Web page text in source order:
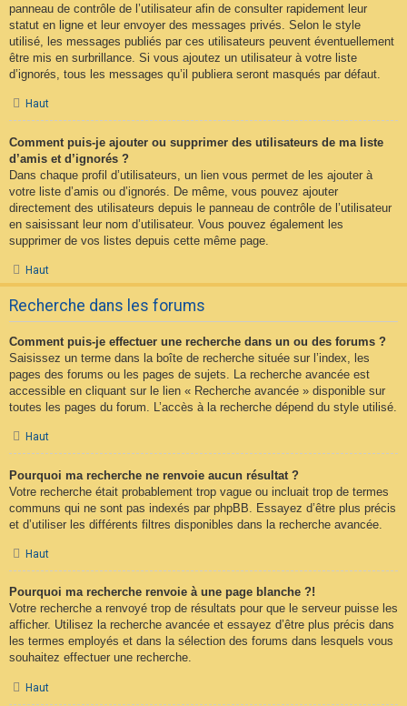
panneau de contrôle de l’utilisateur afin de consulter rapidement leur
statut en ligne et leur envoyer des messages privés. Selon le style
utilisé, les messages publiés par ces utilisateurs peuvent éventuellement
être mis en surbrillance. Si vous ajoutez un utilisateur à votre liste
d’ignorés, tous les messages qu’il publiera seront masqués par défaut.
Haut
Comment puis-je ajouter ou supprimer des utilisateurs de ma liste
d’amis et d’ignorés ?
Dans chaque profil d’utilisateurs, un lien vous permet de les ajouter à
votre liste d’amis ou d’ignorés. De même, vous pouvez ajouter
directement des utilisateurs depuis le panneau de contrôle de l’utilisateur
en saisissant leur nom d’utilisateur. Vous pouvez également les
supprimer de vos listes depuis cette même page.
Haut
Recherche dans les forums
Comment puis-je effectuer une recherche dans un ou des forums ?
Saisissez un terme dans la boîte de recherche située sur l’index, les
pages des forums ou les pages de sujets. La recherche avancée est
accessible en cliquant sur le lien « Recherche avancée » disponible sur
toutes les pages du forum. L’accès à la recherche dépend du style utilisé.
Haut
Pourquoi ma recherche ne renvoie aucun résultat ?
Votre recherche était probablement trop vague ou incluait trop de termes
communs qui ne sont pas indexés par phpBB. Essayez d’être plus précis
et d’utiliser les différents filtres disponibles dans la recherche avancée.
Haut
Pourquoi ma recherche renvoie à une page blanche ?!
Votre recherche a renvoyé trop de résultats pour que le serveur puisse les
afficher. Utilisez la recherche avancée et essayez d’être plus précis dans
les termes employés et dans la sélection des forums dans lesquels vous
souhaitez effectuer une recherche.
Haut